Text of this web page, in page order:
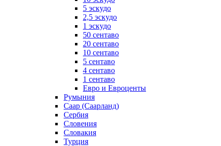
5 эскудо
2,5 эскудо
1 эскудо
50 сентаво
20 сентаво
10 сентаво
5 сентаво
4 сентаво
1 сентаво
Евро и Евроценты
Румыния
Саар (Саарланд)
Сербия
Словения
Словакия
Турция